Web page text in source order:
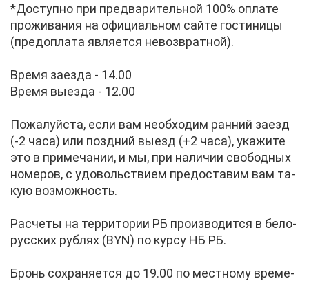
*До­ступ­но при пред­ва­ри­тель­ной 100% опла­те
про­жи­ва­ния на офи­ци­аль­ном сай­те го­сти­ни­цы
(пред­опла­та яв­ля­ет­ся невоз­врат­ной).
Вре­мя за­ез­да - 14.00
Вре­мя вы­ез­да - 12.00
По­жа­луй­ста, ес­ли вам необ­хо­дим ран­ний за­езд
(-2 ча­са) или позд­ний вы­езд (+2 ча­са), ука­жи­те
это в при­ме­ча­нии, и мы, при на­ли­чии сво­бод­ных
но­ме­ров, с удо­воль­стви­ем предо­ста­вим вам та­
кую воз­мож­ность.
Рас­че­ты на тер­ри­то­рии РБ про­из­во­дит­ся в бе­ло­
рус­ских руб­лях (BYN) по кур­су НБ РБ.
Бронь со­хра­ня­ет­ся до 19.00 по мест­но­му вре­ме­